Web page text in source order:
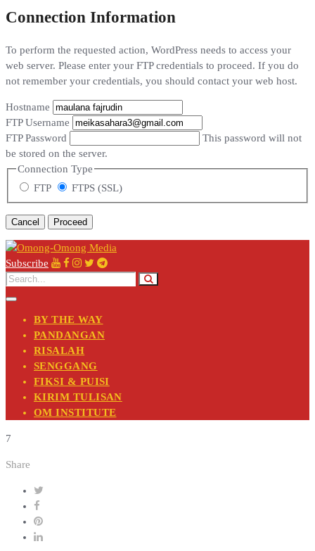
Connection Information
To perform the requested action, WordPress needs to access your
web server. Please enter your FTP credentials to proceed. If you do
not remember your credentials, you should contact your web host.
Hostname
FTP Username
FTP Password
This password will not
be stored on the server.
Connection Type
FTP
FTPS (SSL)
Cancel
Subscribe
BY THE WAY
PANDANGAN
RISALAH
SENGGANG
FIKSI & PUISI
KIRIM TULISAN
OM INSTITUTE
7
Share